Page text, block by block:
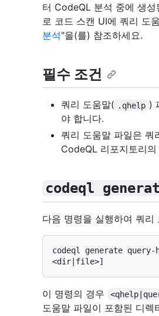
터 CodeQL 분석 중에 생
로 코드 스캔 UI에 쿼리 도
분석"을(를) 참조하세요.
필수 조건
쿼리 도움말( .qhelp )
야 합니다.
쿼리 도움말 파일은 쿼
CodeQL 리포지토리의
codeql
다음 명령을 실행하여 쿼리
codeql generate
이 명령의 경우
도움말 파일이 포함된 디